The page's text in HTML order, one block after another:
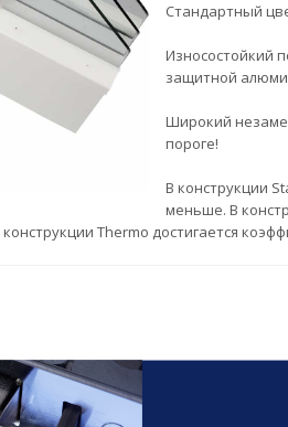
Стандартный
Износостойкий
защитной
Широкий
пороге!
В конструкции
меньше. В
Thermo достигается